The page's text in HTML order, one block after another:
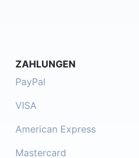
ZAHLUNGEN
PayPal
VISA
American Express
Mastercard